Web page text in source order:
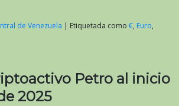
de Venezuela | Etiquetada como €, Euro,
Petro al inicio
2025